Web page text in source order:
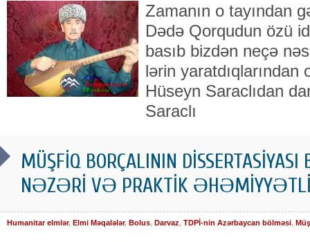
Za­ma­nın o ta­yın­dan
Də­də Qor­qu­dun özü
ba­sıb biz­dən ne­çə
lə­rin ya­rat­dıq­la­rın­dan
Hü­seyn Sa­rac­lı­dan
Sa­rac­lı
MÜŞFİQ BORÇALININ
NƏZƏRİ VƏ PRAKTİK ƏHƏMİYYƏTLİ
Humanitar elmlər, Elmi Məqalələr, Bolus, Darvaz, TDPİ-nin Azərbaycan bölməsi,